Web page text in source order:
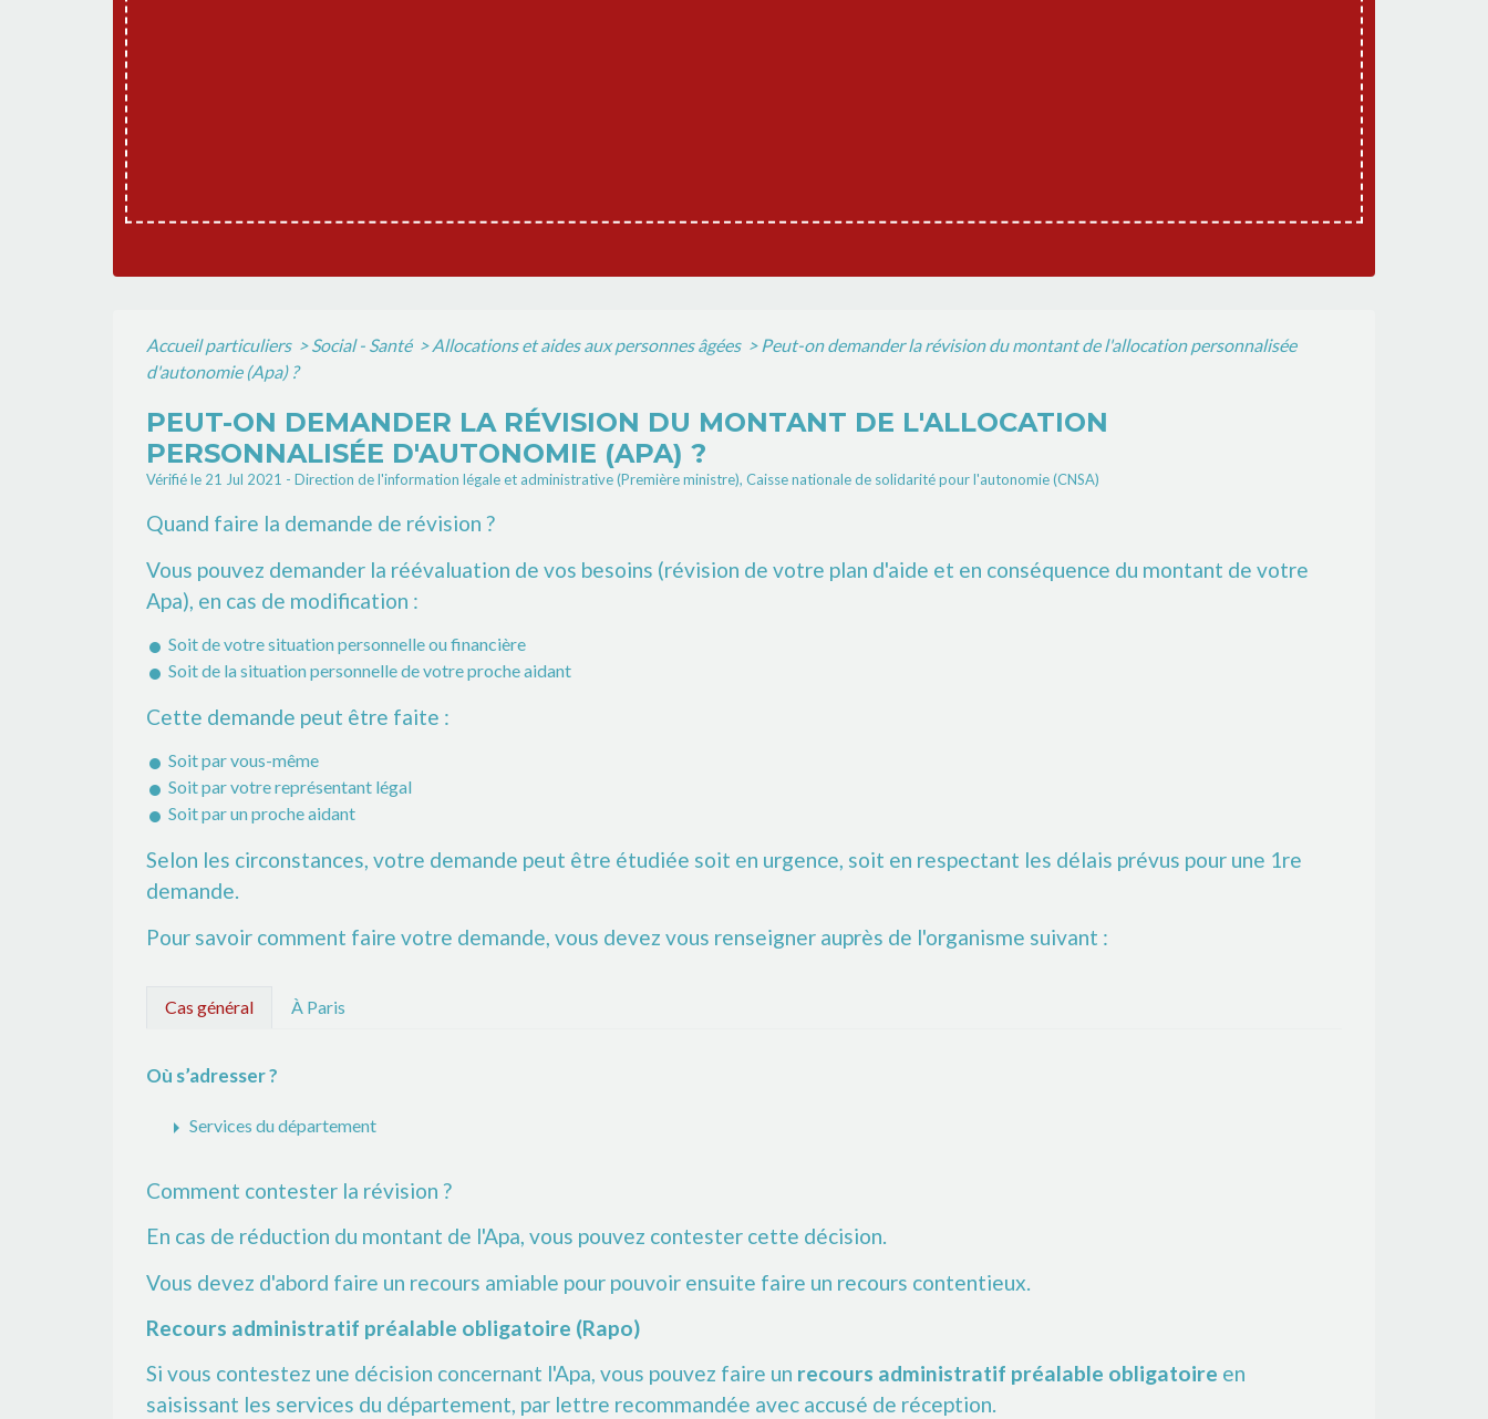
Accueil particuliers > Social - Santé > Allocations et aides aux personnes âgées > Peut-on demander la révision du montant de l'allocation personnalisée
d'autonomie (Apa) ?
PEUT-ON DEMANDER LA RÉVISION DU MONTANT DE L'ALLOCATION
PERSONNALISÉE D'AUTONOMIE (APA) ?
Vérifié le 21 Jul 2021 - Direction de l'information légale et administrative (Première ministre), Caisse nationale de solidarité pour l'autonomie (CNSA)
Quand faire la demande de révision ?
Vous pouvez demander la réévaluation de vos besoins (révision de votre plan d'aide et en conséquence du montant de votre
Apa), en cas de modification :
Soit de votre situation personnelle ou financière
Soit de la situation personnelle de votre proche aidant
Cette demande peut être faite :
Soit par vous-même
Soit par votre représentant légal
Soit par un proche aidant
Selon les circonstances, votre demande peut être étudiée soit en urgence, soit en respectant les délais prévus pour une 1re
demande.
Pour savoir comment faire votre demande, vous devez vous renseigner auprès de l'organisme suivant :
Cas général À Paris
Où s’adresser ?
arrow_right Services du département
Comment contester la révision ?
En cas de réduction du montant de l'Apa, vous pouvez contester cette décision.
Vous devez d'abord faire un recours amiable pour pouvoir ensuite faire un recours contentieux.
Recours administratif préalable obligatoire (Rapo)
Si vous contestez une décision concernant l'Apa, vous pouvez faire un recours administratif préalable obligatoire en
saisissant les services du département, par lettre recommandée avec accusé de réception.